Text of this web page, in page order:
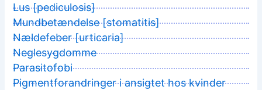
Lus [pediculosis]
Mundbetændelse [stomatitis]
Nældefeber [urticaria]
Neglesygdomme
Parasitofobi
Pigmentforandringer i ansigtet hos kvinder